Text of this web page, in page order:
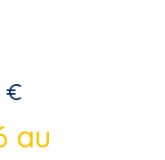
€Plage
de
prix :
650,00 €
au